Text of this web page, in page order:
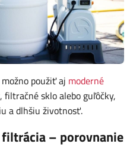
použiť aj moderné
filtračné sklo alebo guľôčky,
a dlhšiu životnosť.
– porovnanie